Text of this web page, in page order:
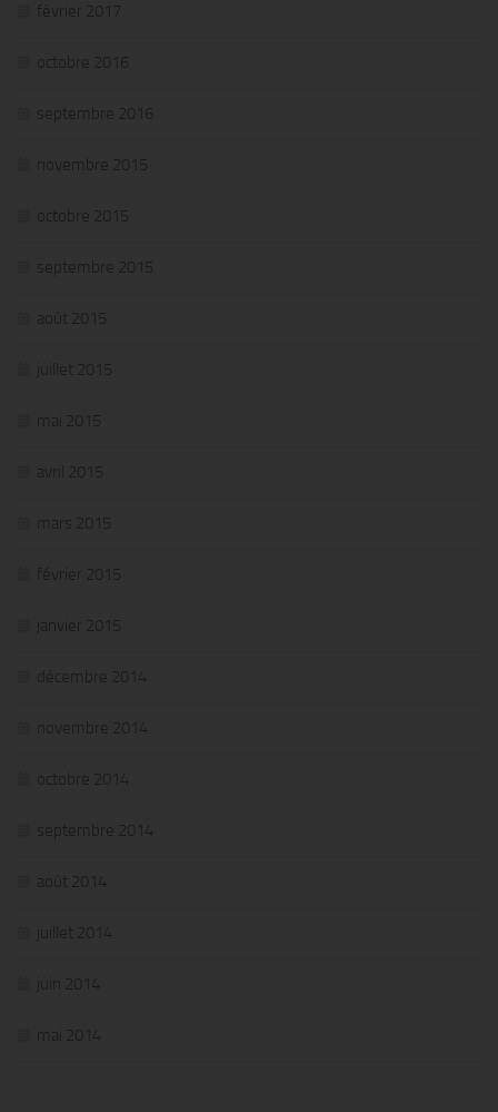
février 2017
octobre 2016
septembre 2016
novembre 2015
octobre 2015
septembre 2015
août 2015
juillet 2015
mai 2015
avril 2015
mars 2015
février 2015
janvier 2015
décembre 2014
novembre 2014
octobre 2014
septembre 2014
août 2014
juillet 2014
juin 2014
mai 2014